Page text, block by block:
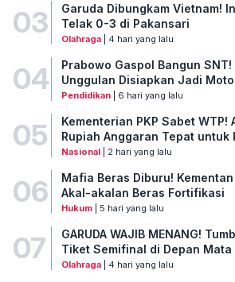
03
Garuda Dibungkam Vietnam!
Telak 0-3 di Pakansari
Olahraga| 4 hari yang lalu
04
Prabowo Gaspol Bangun
Unggulan Disiapkan Jadi
Pendidikan| 6 hari yang lalu
05
Kementerian PKP Sabet WTP!
Rupiah Anggaran Tepat untuk
Nasional| 2 hari yang lalu
06
Mafia Beras Diburu!
Akal-akalan Beras Fortifikasi
Hukum| 5 hari yang lalu
07
GARUDA WAJIB MENANG!
Tiket Semifinal di Depan Mata
Olahraga| 4 hari yang lalu